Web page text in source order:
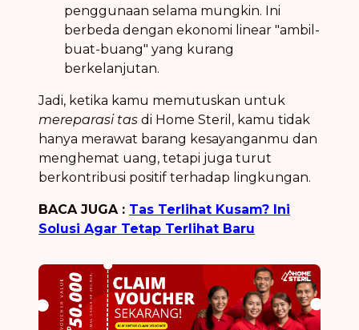
penggunaan selama mungkin. Ini
berbeda dengan ekonomi linear "ambil-
buat-buang" yang kurang
berkelanjutan.
Jadi, ketika kamu memutuskan untuk
mereparasi tas di Home Steril, kamu tidak
hanya merawat barang kesayanganmu dan
menghemat uang, tetapi juga turut
berkontribusi positif terhadap lingkungan.
BACA JUGA : Tas Terlihat Kusam? Ini
Solusi Agar Tetap Terlihat Baru